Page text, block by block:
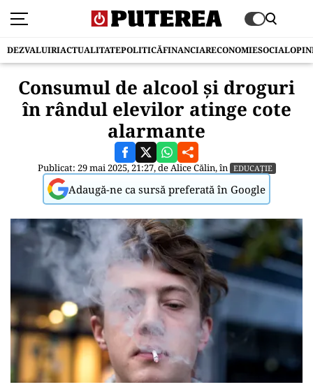
DEZVALUIRIACTUALITATEPOLITICĂFINANCIARECONOMIESOCIAL
Consumul de alcool și droguri
în rândul elevilor atinge cote
alarmante
Publicat: 29 mai 2025, 21:27, deAlice Călin, în EDUCAȚIE
Adaugă-ne ca sursă preferată în Google